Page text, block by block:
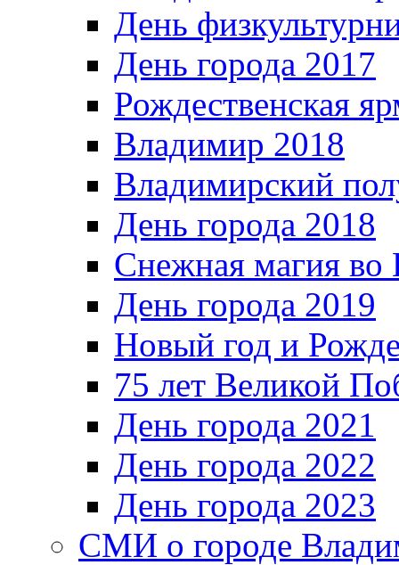
День
День города 2017
Рождественская
Владимир 2018
Владимирский
День города 2018
Снежная магия во
День города 2019
Новый год и
75 лет Великой
День города 2021
День города 2022
День города 2023
СМИ о городе